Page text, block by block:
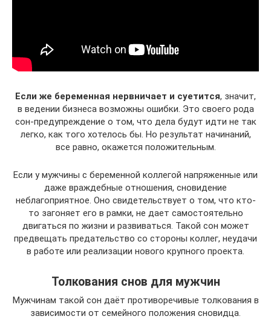
Если же беременная нервничает и суетится, значит,
в ведении бизнеса возможны ошибки. Это своего рода
сон-предупреждение о том, что дела будут идти не так
легко, как того хотелось бы. Но результат начинаний,
все равно, окажется положительным.
Если у мужчины с беременной коллегой напряженные или
даже враждебные отношения, сновидение
неблагоприятное. Оно свидетельствует о том, что кто-
то загоняет его в рамки, не дает самостоятельно
двигаться по жизни и развиваться. Такой сон может
предвещать предательство со стороны коллег, неудачи
в работе или реализации нового крупного проекта.
Толкования снов для мужчин
Мужчинам такой сон даёт противоречивые толкования в
зависимости от семейного положения сновидца.